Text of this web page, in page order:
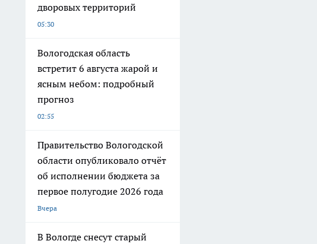
дворовых территорий
05:30
Вологодская область
встретит 6 августа жарой и
ясным небом: подробный
прогноз
02:55
Правительство Вологодской
области опубликовало отчёт
об исполнении бюджета за
первое полугодие 2026 года
Вчера
В Вологде снесут старый